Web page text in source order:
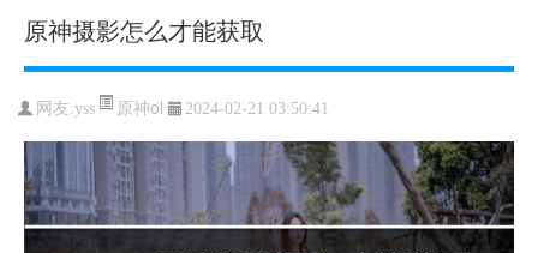
原神摄影怎么才能获取
网友:yss 原神ol 2024-02-21 03:50:41